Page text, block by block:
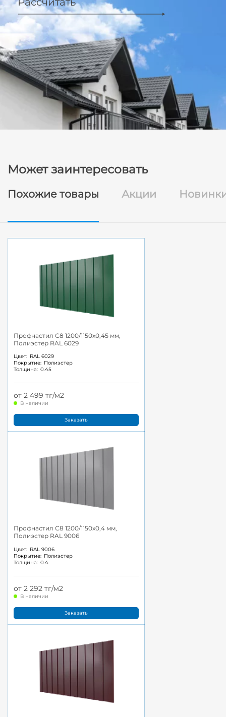
Может заинтересовать
Похожие товары Акции
Профнастил С8 1200/1150x0,45 мм,
Полиэстер RAL 6029
Цвет: RAL 6029
Покрытие: Полиэстер
Толщина: 0.45
от 2 499 тг/м2
В наличии
Заказать
Профнастил С8 1200/1150x0,4 мм,
Полиэстер RAL 9006
Цвет: RAL 9006
Покрытие: Полиэстер
Толщина: 0.4
от 2 292 тг/м2
В наличии
Заказать